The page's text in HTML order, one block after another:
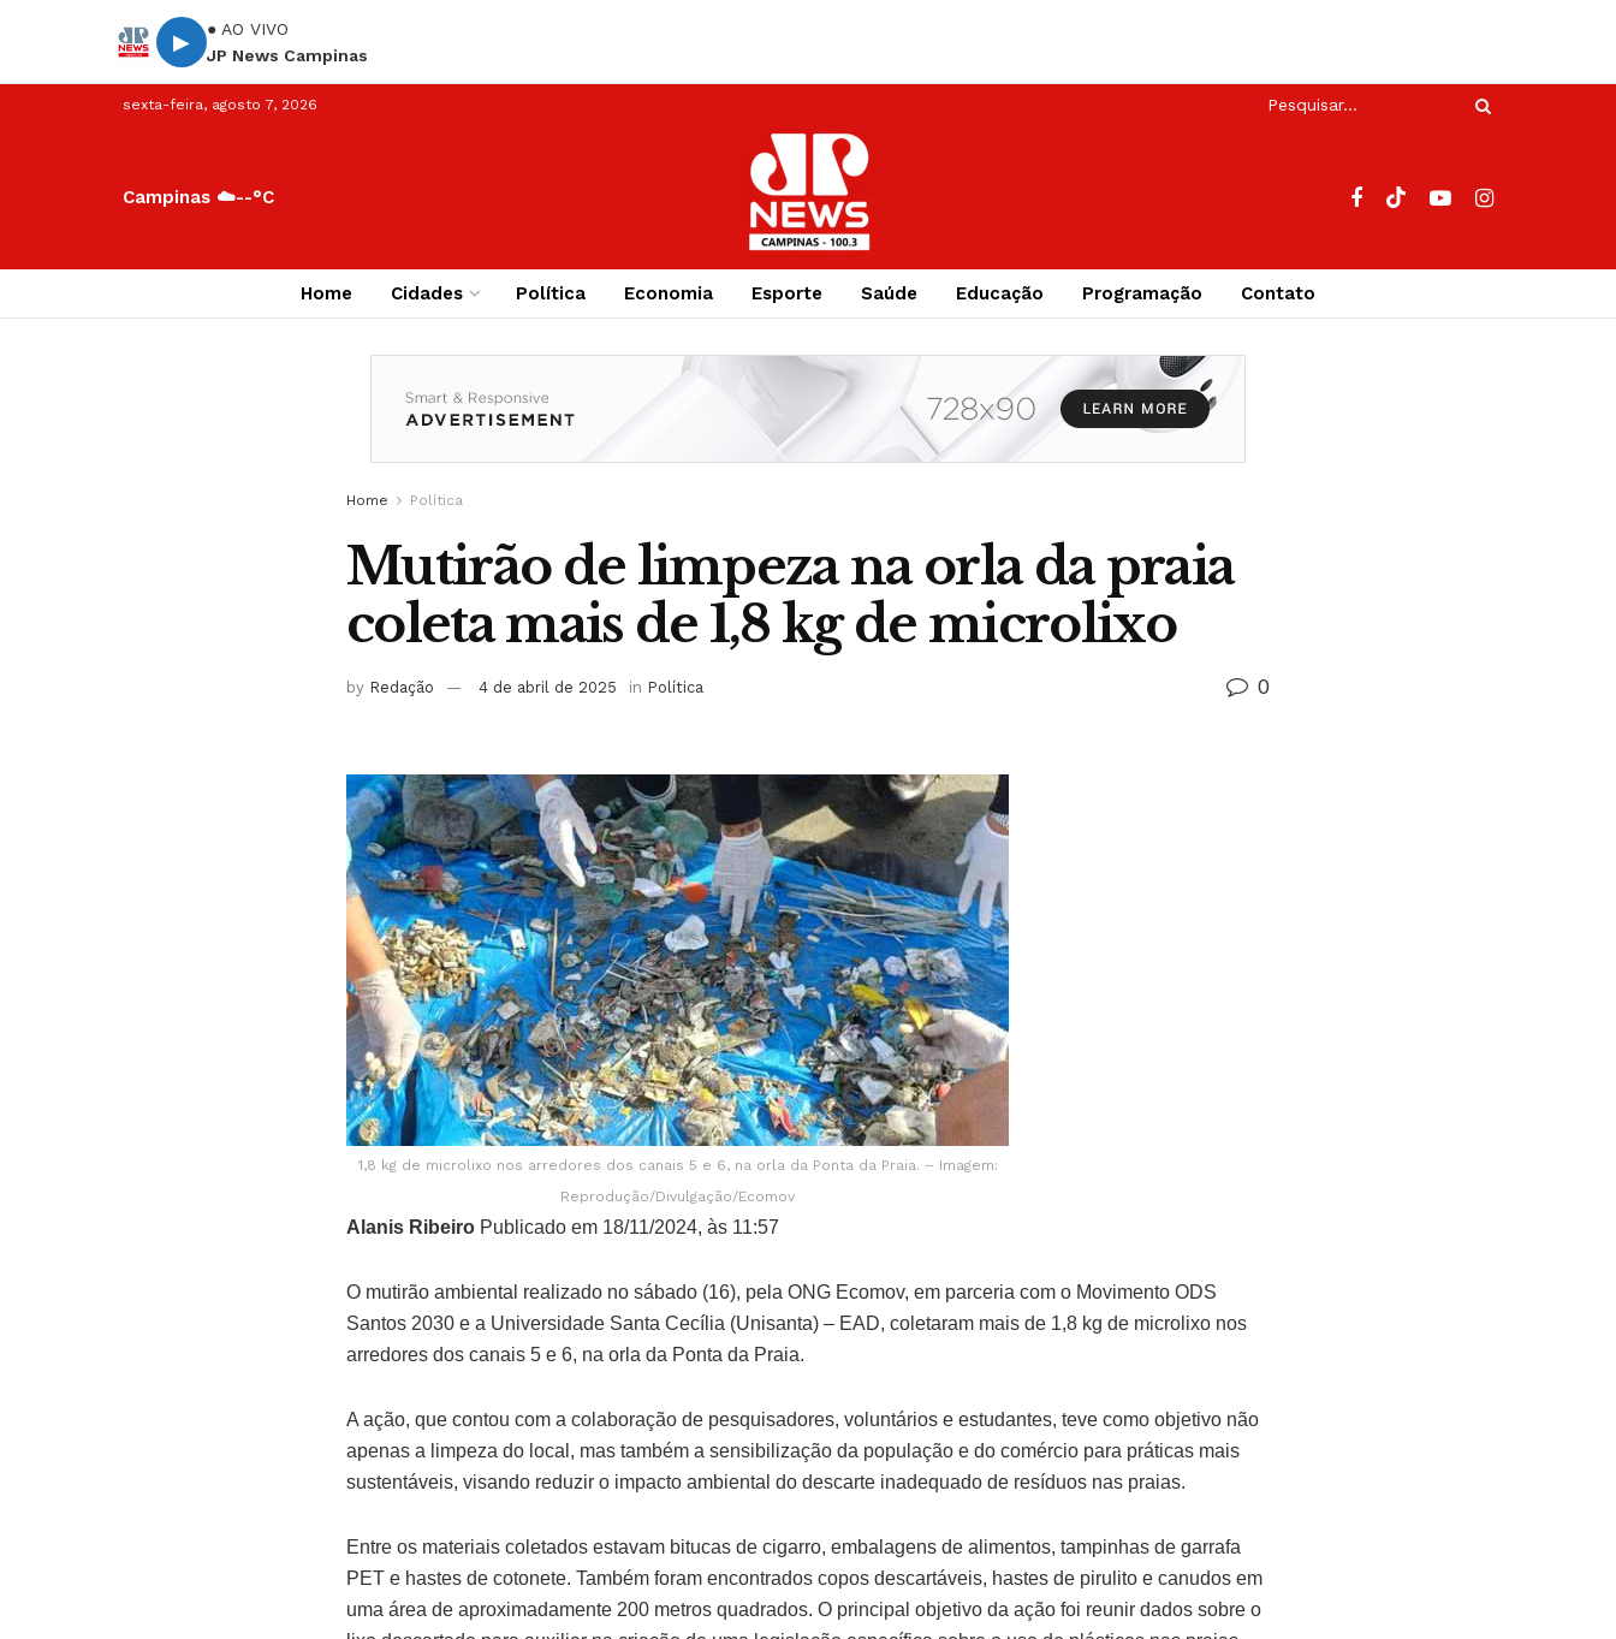
▶
● AO VIVO
JP News Campinas
sexta-feira, agosto 7, 2026
Campinas ☁️--°C
Home Cidades Política Economia Esporte Saúde Educação Programação Contato
Home Política
Mutirão de limpeza na orla da praia
coleta mais de 1,8 kg de microlixo
by Redação 4 de abril de 2025 in Política 0
1,8 kg de microlixo nos arredores dos canais 5 e 6, na orla da Ponta da Praia. – Imagem:
Reprodução/Divulgação/Ecomov
Alanis Ribeiro Publicado em 18/11/2024, às 11:57
O mutirão ambiental realizado no sábado (16), pela ONG Ecomov, em parceria com o Movimento ODS
Santos 2030 e a Universidade Santa Cecília (Unisanta) – EAD, coletaram mais de 1,8 kg de microlixo nos
arredores dos canais 5 e 6, na orla da Ponta da Praia.
A ação, que contou com a colaboração de pesquisadores, voluntários e estudantes, teve como objetivo não
apenas a limpeza do local, mas também a sensibilização da população e do comércio para práticas mais
sustentáveis, visando reduzir o impacto ambiental do descarte inadequado de resíduos nas praias.
Entre os materiais coletados estavam bitucas de cigarro, embalagens de alimentos, tampinhas de garrafa
PET e hastes de cotonete. Também foram encontrados copos descartáveis, hastes de pirulito e canudos em
uma área de aproximadamente 200 metros quadrados. O principal objetivo da ação foi reunir dados sobre o